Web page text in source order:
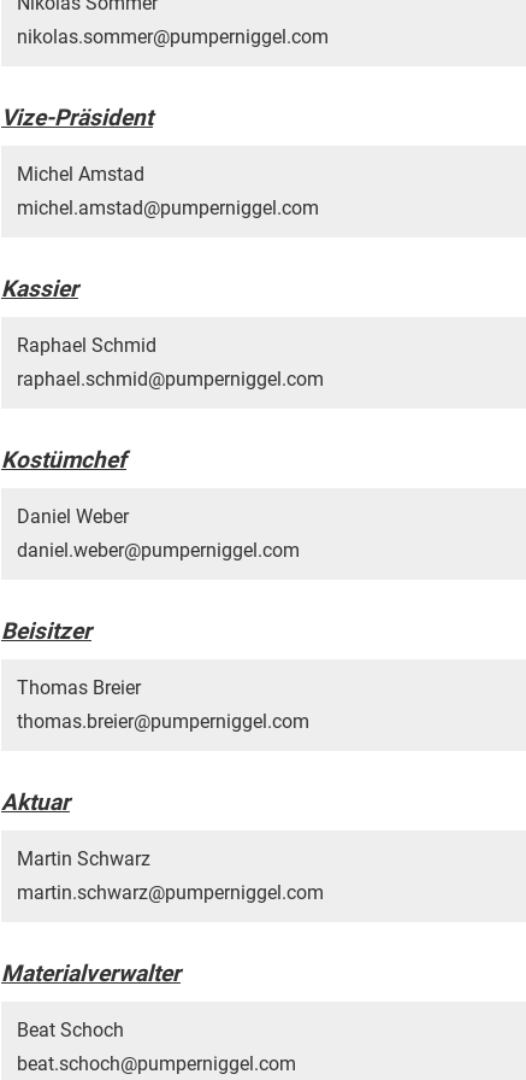
nikolas.sommer@pumperniggel.com
Vize-Präsident
Michel Amstad
michel.amstad@pumperniggel.com
Kassier
Raphael Schmid
raphael.schmid@pumperniggel.com
Kostümchef
Daniel Weber
daniel.weber@pumperniggel.com
Beisitzer
Thomas Breier
thomas.breier@pumperniggel.com
Aktuar
Martin Schwarz
martin.schwarz@pumperniggel.com
Materialverwalter
Beat Schoch
beat.schoch@pumperniggel.com